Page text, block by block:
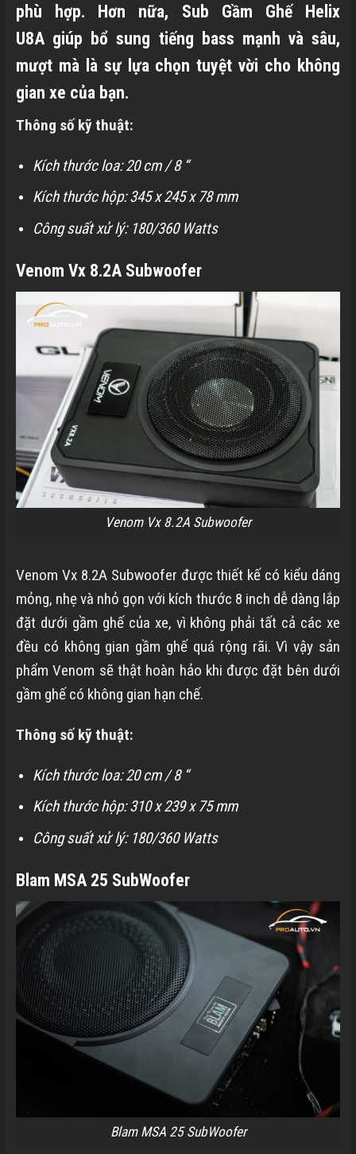
phù hợp. Hơn nữa, Sub Gầm Ghế Helix
U8A giúp bổ sung tiếng bass mạnh và sâu,
mượt mà là sự lựa chọn tuyệt vời cho không
gian xe của bạn.
Thông số kỹ thuật:
Kích thước loa: 20 cm / 8 “
Kích thước hộp: 345 x 245 x 78 mm
Công suất xử lý: 180/360 Watts
Venom Vx 8.2A Subwoofer
Venom Vx 8.2A Subwoofer
Venom Vx 8.2A Subwoofer được thiết kế có kiểu dáng
mỏng, nhẹ và nhỏ gọn với kích thước 8 inch dễ dàng lắp
đặt dưới gầm ghế của xe, vì không phải tất cả các xe
đều có không gian gầm ghế quá rộng rãi. Vì vậy sản
phẩm Venom sẽ thật hoàn hảo khi được đặt bên dưới
gầm ghế có không gian hạn chế.
Thông số kỹ thuật:
Kích thước loa: 20 cm / 8 “
Kích thước hộp: 310 x 239 x 75 mm
Công suất xử lý: 180/360 Watts
Blam MSA 25 SubWoofer
Blam MSA 25 SubWoofer